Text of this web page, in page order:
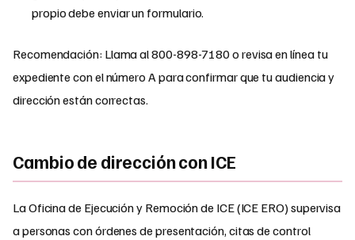
propio debe enviar un formulario.
Recomendación: Llama al 800-898-7180 o revisa en línea tu
expediente con el número A para confirmar que tu audiencia y
dirección están correctas.
Cambio de dirección con ICE
La Oficina de Ejecución y Remoción de ICE (ICE ERO) supervisa
a personas con órdenes de presentación, citas de control